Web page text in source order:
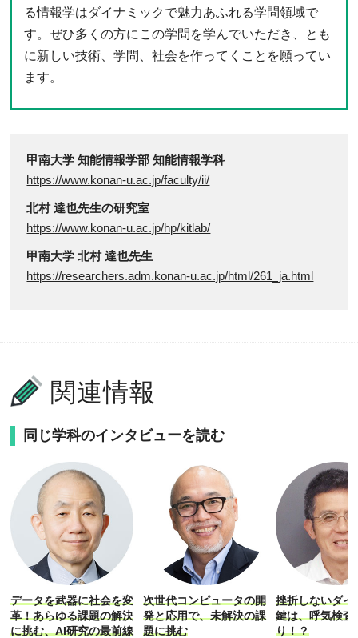
る情報学はダイナミックで魅力あふれる学問領域で
す。ぜひ多くの方にこの学問を学んでいただき、とも
に新しい技術、学問、社会を作ってくことを願ってい
ます。
甲南大学 知能情報学部 知能情報学科
https://www.konan-u.ac.jp/faculty/ii/
北村 達也先生の研究室
https://www.konan-u.ac.jp/hp/kitlab/
甲南大学 北村 達也先生
https://researchers.adm.konan-u.ac.jp/html/261_ja.html
関連情報
同じ学科のインタビューを読む
データを武器に社会を変
革！あらゆる課題の解決
に挑む、AI研究の最前線
次世代コンピュータの開
発と応用で、未解決の課
題に挑む
挫折しないダイ
鍵は、呼気検査
り！？